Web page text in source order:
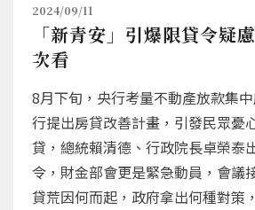
2024/09/11
「新青安」引爆限貸令疑
次看
8月下旬，央行考量不動產放款集
行提出房貸改善計畫，引發民眾憂
貸，總統賴清德、行政院長卓榮泰
令，財金部會更是緊急動員，會議
貸荒因何而起，政府拿出何種對策